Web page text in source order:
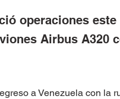
operaciones
Airbus A320
a Venezuela con la